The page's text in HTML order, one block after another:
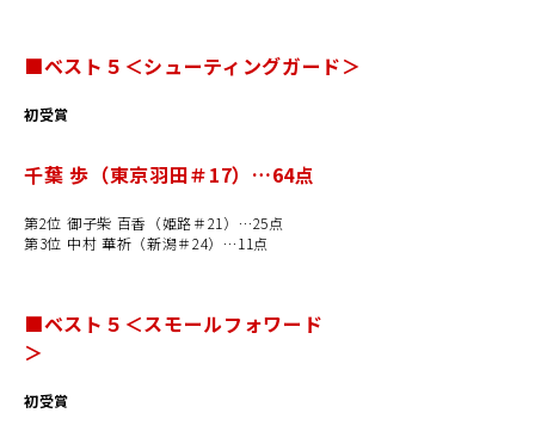
■ベスト５＜シューティングガード＞
初受賞
千葉 歩（東京羽田＃17）…64点
第2位 御子柴 百香（姫路＃21）…25点
第3位 中村 華祈（新潟＃24）…11点
■ベスト５＜スモールフォワード
＞
初受賞